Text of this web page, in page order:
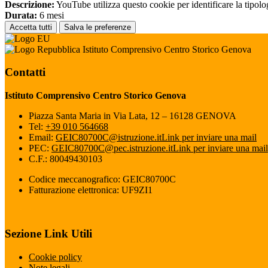
Descrizione: YouTube utilizza questo cookie per identificare la
Durata: 6 mesi
Accetta tutti Salva le preferenze
Istituto Comprensivo Centro Storico Genova
Contatti
Istituto Comprensivo Centro Storico Genova
Piazza Santa Maria in Via Lata, 12 – 16128 GENOVA
Tel: +39 010 564668
Email: GEIC80700C@istruzione.itLink per inviare una mail
PEC: GEIC80700C@pec.istruzione.itLink per inviare una mail
C.F.: 80049430103
Codice meccanografico: GEIC80700C
Fatturazione elettronica: UF9ZI1
Sezione Link Utili
Cookie policy